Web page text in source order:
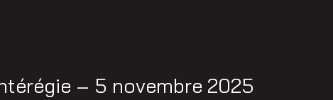
– 5 novembre 2025